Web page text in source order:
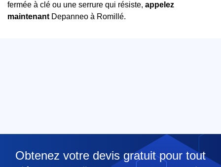
fermée à clé ou une serrure qui résiste, appelez
maintenant Depanneo à Romillé.
Obtenez votre devis gratuit pour tout